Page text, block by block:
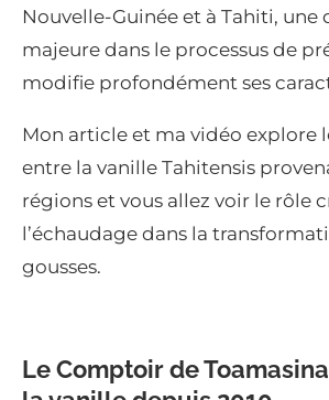
Nouvelle-Guinée et à Tahiti, une
majeure dans le processus de
modifie profondément ses
Mon article et ma vidéo explore
entre la vanille Tahitensis
régions et vous allez voir le rôle
l’échaudage dans la
gousses.
Le Comptoir de